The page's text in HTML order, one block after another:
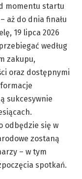
momentu startu
aż do dnia finału
19 lipca 2026
według
zakupu,
oraz dostępnymi
sukcesywnie
odbędzie się w
zostaną
– w tym
spotkań.